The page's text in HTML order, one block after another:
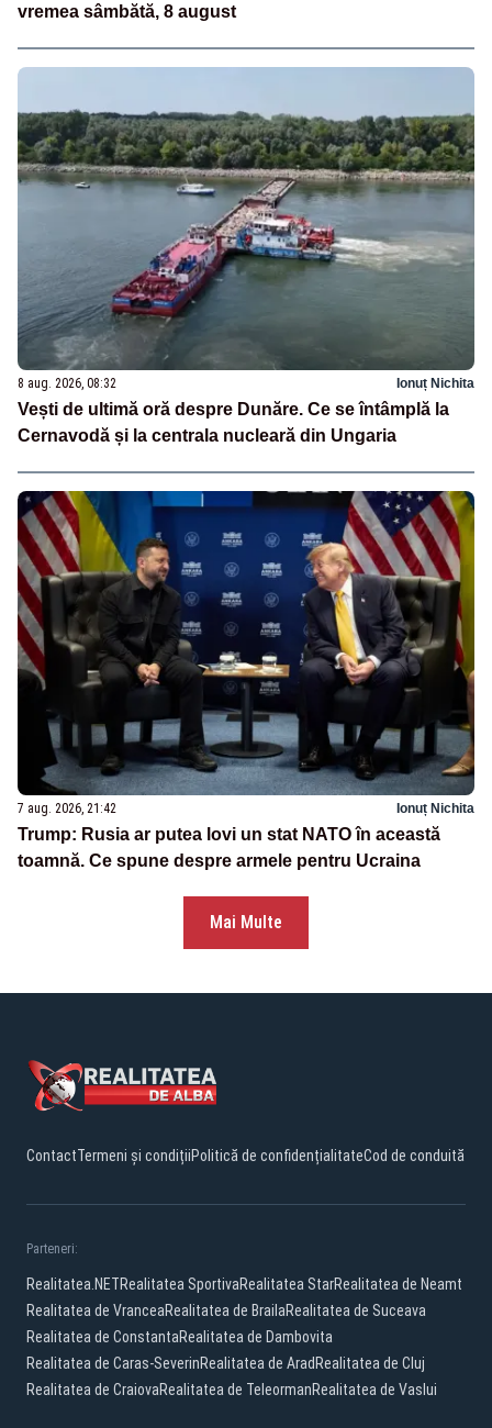
vremea sâmbătă, 8 august
8 aug. 2026, 08:32 Ionuț Nichita
Vești de ultimă oră despre Dunăre. Ce se întâmplă la
Cernavodă și la centrala nucleară din Ungaria
7 aug. 2026, 21:42 Ionuț Nichita
Trump: Rusia ar putea lovi un stat NATO în această
toamnă. Ce spune despre armele pentru Ucraina
Mai Multe
ContactTermeni și condițiiPolitică de confidențialitateCod de conduită
Parteneri:
Realitatea.NETRealitatea SportivaRealitatea StarRealitatea de Neamt
Realitatea de VranceaRealitatea de BrailaRealitatea de Suceava
Realitatea de ConstantaRealitatea de Dambovita
Realitatea de Caras-SeverinRealitatea de Arad Realitatea de Cluj
Realitatea de CraiovaRealitatea de TeleormanRealitatea de Vaslui